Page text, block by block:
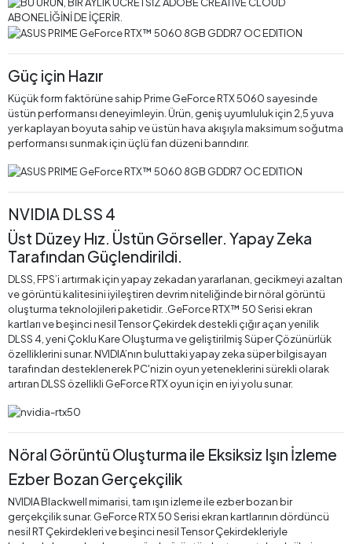
Güç için Hazır
Küçük form faktörüne sahip Prime GeForce RTX 5060 sayesinde
üstün performansı deneyimleyin. Ürün, geniş uyumluluk için 2,5 yuva
yer kaplayan boyuta sahip ve üstün hava akışıyla maksimum soğutma
performansı sunmak için üçlü fan düzeni barındırır.
NVIDIA DLSS 4
Üst Düzey Hız. Üstün Görseller. Yapay Zeka
Tarafından Güçlendirildi.
DLSS, FPS’i artırmak için yapay zekadan yararlanan, gecikmeyi azaltan
ve görüntü kalitesini iyileştiren devrim niteliğinde bir nöral görüntü
oluşturma teknolojileri paketidir.‌ .‌GeForce RTX™ 50 Serisi ekran
kartları ve beşinci nesil Tensor Çekirdek destekli çığır açan yenilik
DLSS 4, yeni Çoklu Kare Oluşturma ve geliştirilmiş Süper Çözünürlük
özelliklerini sunar. NVIDIA’nın buluttaki yapay zeka süper bilgisayarı
tarafından desteklenerek PC'nizin oyun yeteneklerini sürekli olarak
artıran DLSS özellikli GeForce RTX oyun için en iyi yolu sunar.
Nöral Görüntü Oluşturma ile Eksiksiz Işın İzleme
Ezber Bozan Gerçekçilik
NVIDIA Blackwell mimarisi, tam ışın izleme ile ezber bozan bir
gerçekçilik sunar. GeForce RTX 50 Serisi ekran kartlarının dördüncü
nesil RT Çekirdekleri ve beşinci nesil Tensor Çekirdekleriyle